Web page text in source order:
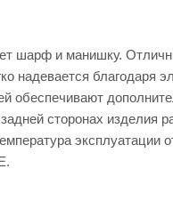
шарф и манишку.
надевается благодаря
обеспечивают
сторонах изделия
эксплуатации